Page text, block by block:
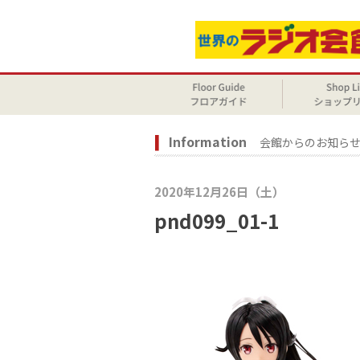
Information 会館からのお知らせ
2020年12月26日（土）
pnd099_01-1